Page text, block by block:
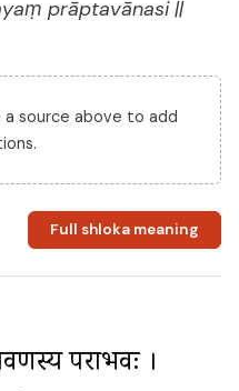
prāptavānasi ||
source above to add
Full shloka meaning
पराभवः ।